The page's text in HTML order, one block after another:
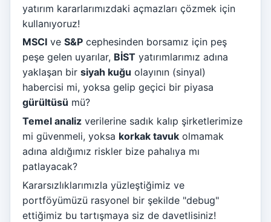
yatırım kararlarımızdaki açmazları çözmek için
kullanıyoruz!
MSCI ve S&P cephesinden borsamız için peş
peşe gelen uyarılar, BİST yatırımlarımız adına
yaklaşan bir siyah kuğu olayının (sinyal)
habercisi mi, yoksa gelip geçici bir piyasa
gürültüsü mü?
Temel analiz verilerine sadık kalıp şirketlerimize
mi güvenmeli, yoksa korkak tavuk olmamak
adına aldığımız riskler bize pahalıya mı
patlayacak?
Kararsızlıklarımızla yüzleştiğimiz ve
portföyümüzü rasyonel bir şekilde "debug"
ettiğimiz bu tartışmaya siz de davetlisiniz!